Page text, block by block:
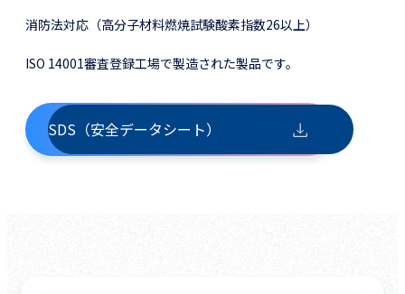
消防法対応（高分子材料燃焼試験酸素指数26以上）
ISO 14001審査登録工場で製造された製品です。
SDS（安全データシート）